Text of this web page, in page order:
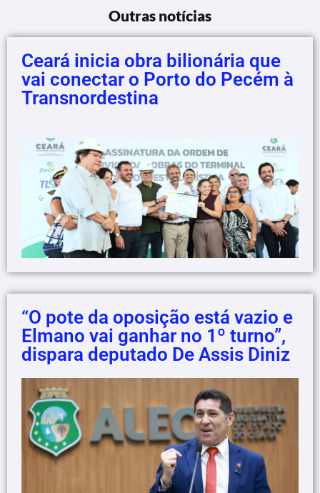
Outras notícias
Ceará inicia obra bilionária que
vai conectar o Porto do Pecém à
Transnordestina
“O pote da oposição está vazio e
Elmano vai ganhar no 1º turno”,
dispara deputado De Assis Diniz